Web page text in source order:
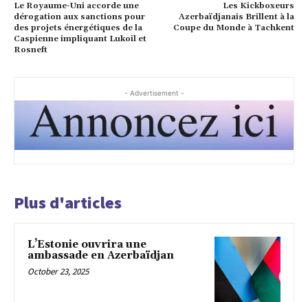
Le Royaume-Uni accorde une
dérogation aux sanctions pour
des projets énergétiques de la
Caspienne impliquant Lukoil et
Rosneft
Les Kickboxeurs
Azerbaïdjanais Brillent à la
Coupe du Monde à Tachkent
- Advertisement -
Plus d'articles
L’Estonie ouvrira une
ambassade en Azerbaïdjan
October 23, 2025